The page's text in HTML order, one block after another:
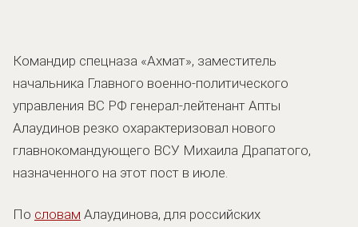
Командир спецназа «Ахмат», заместитель
начальника Главного военно-политического
управления ВС РФ генерал-лейтенант Апты
Алаудинов резко охарактеризовал нового
главнокомандующего ВСУ Михаила Драпатого,
назначенного на этот пост в июле.
По словам Алаудинова, для российских